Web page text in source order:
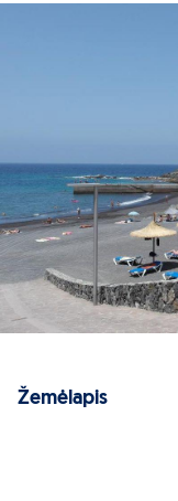
Žemėlapis